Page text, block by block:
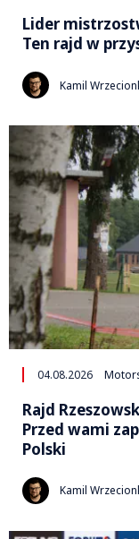
Lider
Ten rajd w
Kamil
04.08.2026
Rajd
Przed wami
Polski
Kamil